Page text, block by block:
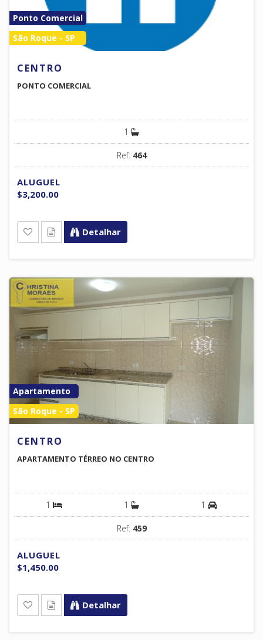
Ponto Comercial
São Roque - SP
CENTRO
PONTO COMERCIAL
1
Ref: 464
ALUGUEL
$3,200.00
Detalhar
Apartamento
São Roque - SP
CENTRO
APARTAMENTO TÉRREO NO CENTRO
1 1 1
Ref: 459
ALUGUEL
$1,450.00
Detalhar